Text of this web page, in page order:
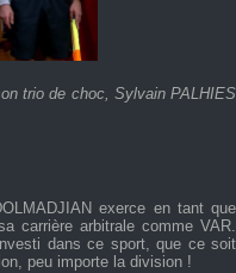
trio de choc, Sylvain PALHIES
exerce en tant que
carrière arbitrale comme VAR.
dans ce sport, que ce soit
peu importe la division !